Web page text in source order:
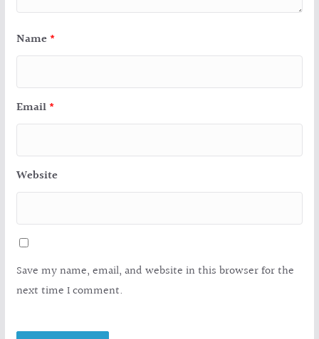
Name *
Email *
Website
Save my name, email, and website in this browser for the
next time I comment.